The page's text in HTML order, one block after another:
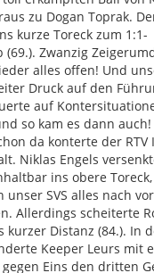
zu Dogan Toprak.
kurze Toreck zum 1:1-
Zwanzig
alles offen! Und
Druck auf den
auf
so kam es dann auch!
da konterte der RTV
Niklas Engels
ins obere Toreck,
unser SVS alles nach
Allerdings scheiterte
kurzer Distanz (84.). In
Keeper Leurs mit
Eins den dritten